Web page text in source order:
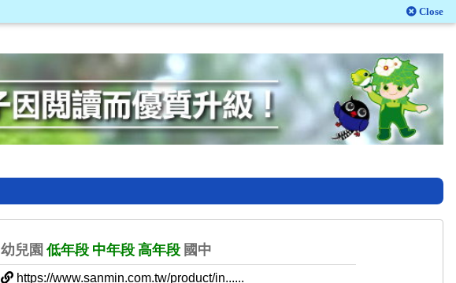
Close
幼兒園 低年段 中年段 高年段 國中
https://www.sanmin.com.tw/product/in......